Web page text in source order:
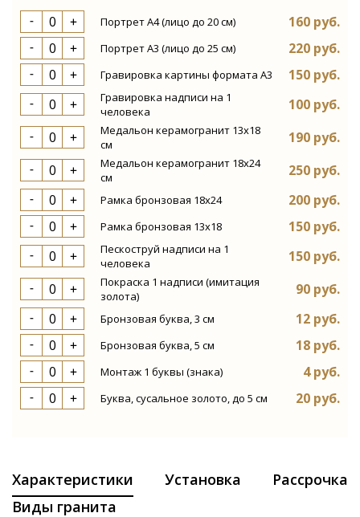
Портрет А4 (лицо до 20 см) 160 руб.
Портрет А3 (лицо до 25 см) 220 руб.
Гравировка картины формата А3 150 руб.
Гравировка надписи на 1
человека
100 руб.
Медальон керамогранит 13х18
см
190 руб.
Медальон керамогранит 18х24
см
250 руб.
Рамка бронзовая 18х24 200 руб.
Рамка бронзовая 13х18 150 руб.
Пескоструй надписи на 1
человека
150 руб.
Покраска 1 надписи (имитация
золота)
90 руб.
Бронзовая буква, 3 см 12 руб.
Бронзовая буква, 5 см 18 руб.
Монтаж 1 буквы (знака) 4 руб.
Буква, сусальное золото, до 5 см 20 руб.
Характеристики Установка
Рассрочка
Виды гранита